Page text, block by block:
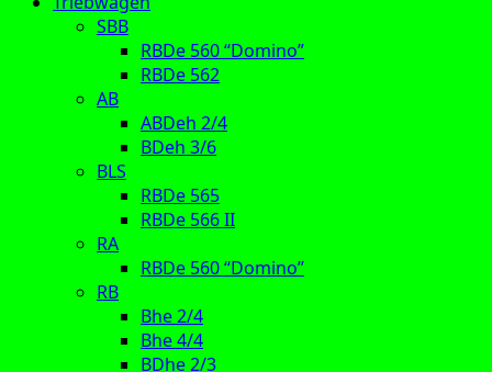
SBB
RBDe 560 “Domino”
RBDe 562
AB
ABDeh 2/4
BDeh 3/6
BLS
RBDe 565
RBDe 566 II
RA
RBDe 560 “Domino”
RB
Bhe 2/4
Bhe 4/4
BDhe 2/3